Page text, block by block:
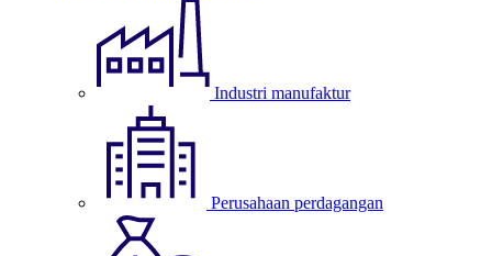
Industri manufaktur
Perusahaan perdagangan